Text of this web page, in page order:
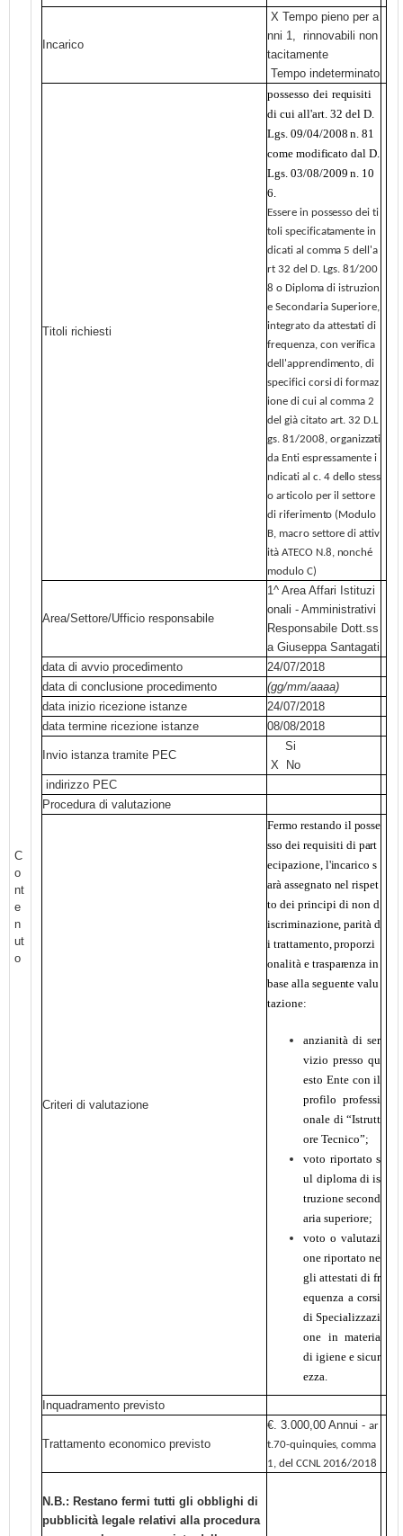
C
o
nt
e
n
ut
o
Incarico
X Tempo pieno per a
nni 1, rinnovabili non
tacitamente
Tempo indeterminato
Titoli richiesti
possesso dei requisiti
di cuiall'art.32 del D.
Lgs. 09/04/2008 n. 81
come modificato dal D.
Lgs. 03/08/2009 n. 10
6.
Essere in possesso dei ti
toli specificatamente in
dicati al comma 5dell'a
rt 32del D. Lgs. 81/200
8 oDiploma diistruzion
e Secondaria Superiore,
integrato da attestati di
frequenza,con verifica
dell'apprendimento, di
specifici corsidiformaz
ione di cui alcomma2
del già citato art. 32D.L
gs. 81/2008, organizzati
da Enti espressamente i
ndicati al c.4 dello stess
o articolo per il settore
di riferimento (Modulo
B, macro settore di attiv
ità ATECO N.8, nonché
modulo C)
Area/Settore/Ufficio responsabile
1^ Area Affari Istituzi
onali - Amministrativi
Responsabile Dott.ss
a Giuseppa Santagati
data di avvio procedimento
24/07/2018
data di conclusione procedimento
(gg/mm/aaaa)
data inizio ricezione istanze
24/07/2018
data termine ricezione istanze
08/08/2018
Invio istanza tramite PEC
Si
X No
indirizzo PEC
Procedura di valutazione
Criteri di valutazione
Fermo restando il posse
sso deirequisitidi part
ecipazione, l'incarico s
arà assegnato nel rispet
to dei principidi non d
iscriminazione, parità d
i trattamento, proporzi
onalitàe trasparenza in
base alla seguente valu
tazione:
anzianità di ser
vizio presso qu
esto Ente con il
profilo professi
onale di “Istrutt
ore Tecnico”;
voto riportato s
ul diploma di is
truzione second
aria superiore;
voto o valutazi
one riportato ne
gli attestati di fr
equenza a corsi
di Specializzazi
one in materia
di igiene e sicur
ezza.
Inquadramento previsto
Trattamento economico previsto
€. 3.000,00 Annui -ar
t.70-quinquies, comma
1, del CCNL 2016/2018
N.B.: Restano fermi tutti gli obblighi di
pubblicità legale relativi alla procedura